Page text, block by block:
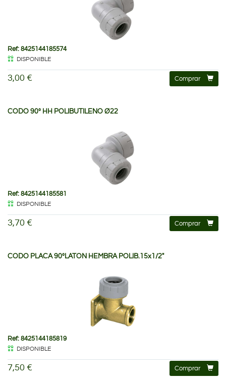
Ref: 8425144185574
DISPONIBLE
3,00 € Comprar
CODO 90º HH POLIBUTILENO Ø22
Ref: 8425144185581
DISPONIBLE
3,70 € Comprar
CODO PLACA 90ºLATON HEMBRA POLIB.15x1/2"
Ref: 8425144185819
DISPONIBLE
7,50 € Comprar